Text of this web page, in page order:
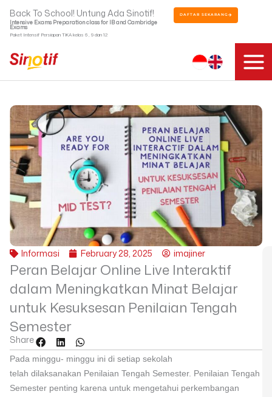
Back To School! Untung Ada Sinotif!
Intensive Exams Preparation class for IB and Cambridge
Exams
Paket Intensif Persiapan TKA kelas 6 , 9 dan 12
DAFTAR SEKARANG
content
Informasi February 28, 2025 imajiner
Peran Belajar Online Live Interaktif
dalam Meningkatkan Minat Belajar
untuk Kesuksesan Penilaian Tengah
Semester
Share
Pada minggu- minggu ini di setiap sekolah
telah dilaksanakan Penilaian Tengah Semester. Penilaian Tengah
Semester penting karena untuk mengetahui perkembangan